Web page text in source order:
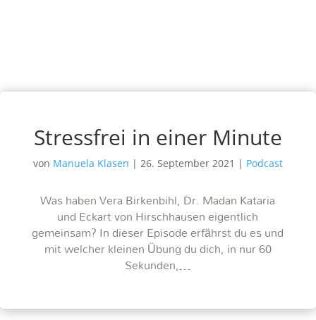
Stressfrei in einer Minute
von Manuela Klasen | 26. September 2021 | Podcast
Was haben Vera Birkenbihl, Dr. Madan Kataria
und Eckart von Hirschhausen eigentlich
gemeinsam? In dieser Episode erfährst du es und
mit welcher kleinen Übung du dich, in nur 60
Sekunden,…